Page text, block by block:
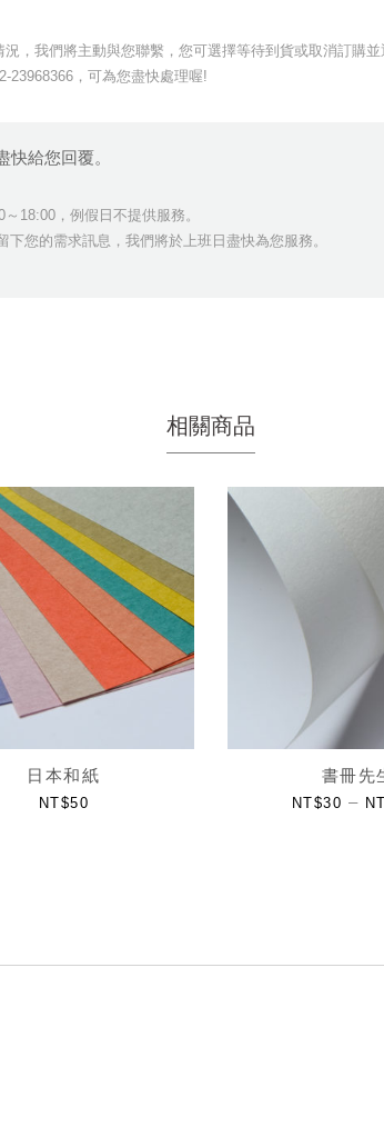
，我們將主動與您聯繫，您可選擇等待到貨或取消訂購並
23968366，可為您盡快處理喔!
給您回覆。
18:00，例假日不提供服務。
下您的需求訊息，我們將於上班日盡快為您服務。
相關商品
日本和紙
NT$50
書冊先
NT$30 –